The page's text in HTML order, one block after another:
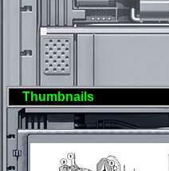
Thumbnails